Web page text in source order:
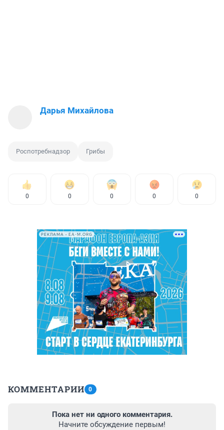
Дарья Михайлова
Роспотребнадзор Грибы
0 0 0 0 0
РЕКЛАМА • EA-M.ORG
КОММЕНТАРИИ 0
Пока нет ни одного комментария.
Начните обсуждение первым!